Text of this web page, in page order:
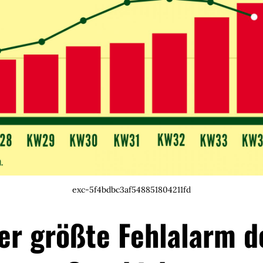
exc-5f4bdbc3af548851804211fd
größte Fehlalarm